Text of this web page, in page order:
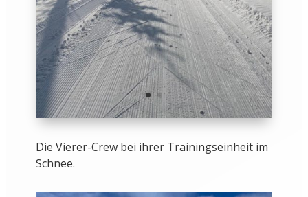
Die Vierer-Crew bei ihrer Trainingseinheit im
Schnee.